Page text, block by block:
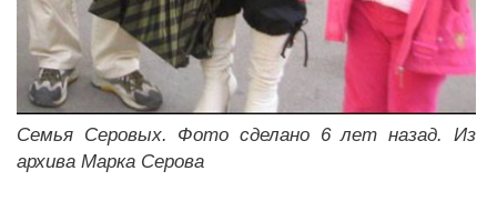
Семья Серовых. Фото сделано 6 лет назад. Из
архива Марка Серова